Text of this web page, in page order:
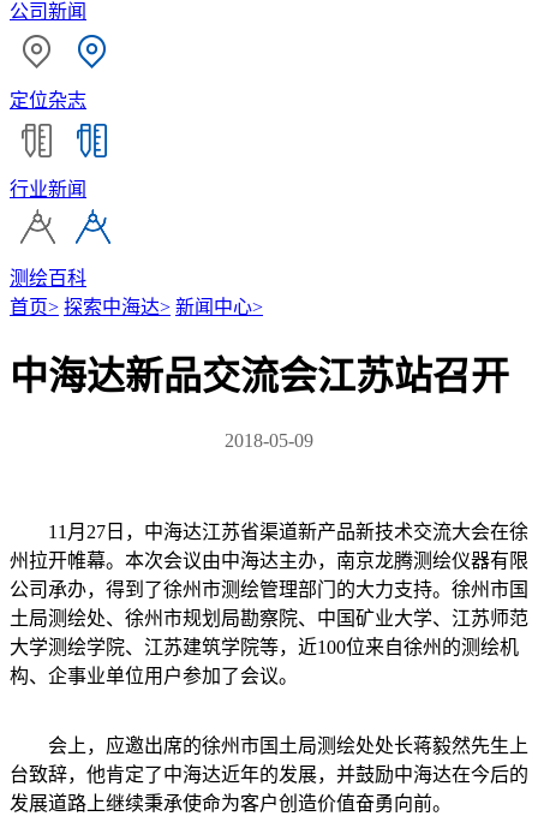
公司新闻
定位杂志
行业新闻
测绘百科
首页> 探索中海达> 新闻中心>
中海达新品交流会江苏站召开
2018-05-09
11月27日，中海达江苏省渠道新产品新技术交流大会在徐
州拉开帷幕。本次会议由中海达主办，南京龙腾测绘仪器有限
公司承办，得到了徐州市测绘管理部门的大力支持。徐州市国
土局测绘处、徐州市规划局勘察院、中国矿业大学、江苏师范
大学测绘学院、江苏建筑学院等，近100位来自徐州的测绘机
构、企事业单位用户参加了会议。
会上，应邀出席的徐州市国土局测绘处处长蒋毅然先生上
台致辞，他肯定了中海达近年的发展，并鼓励中海达在今后的
发展道路上继续秉承使命为客户创造价值奋勇向前。